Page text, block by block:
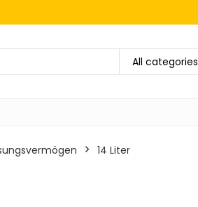
All categories
‎14 Liter